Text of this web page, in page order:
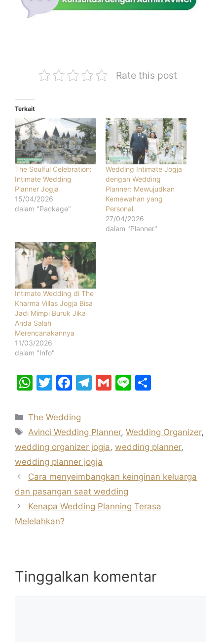
Rate this post
Terkait
The Soulful Celebration:
Intimate Wedding
Planner Jogja
15/04/2026
dalam "Package"
Wedding Intimate Jogja
dengan Wedding
Planner: Mewujudkan
Kemewahan yang
Personal
27/04/2026
dalam "Planner"
Intimate Wedding di The
Kharma Villas Jogja Bisa
Jadi Mimpi Buruk Jika
Anda Salah
Merencanakannya
11/03/2026
dalam "Info"
W
at
s
A
p
p
T
itt
er
F
c
e
b
o
o
k
T
gr
a
m
G
l
Li
e
Kategori
The Wedding
Tag
Avinci Wedding Planner,Wedding Organizer,
wedding organizer jogja, wedding planner,
wedding planner jogja
Cara menyeimbangkan keinginan keluarga
dan pasangan saat wedding
Kenapa Wedding Planning Terasa
Melelahkan?
Tinggalkan komentar